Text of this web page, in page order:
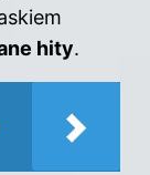
hity.